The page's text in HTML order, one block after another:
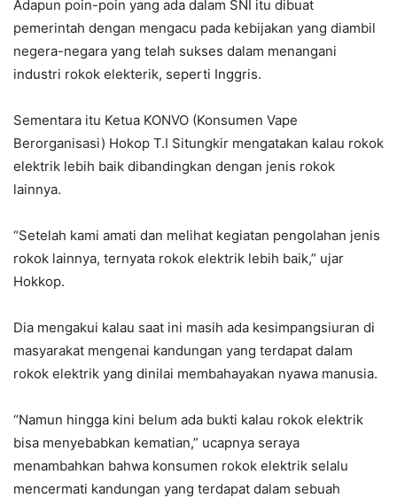
Adapun poin-poin yang ada dalam SNI itu dibuat
pemerintah dengan mengacu pada kebijakan yang diambil
negera-negara yang telah sukses dalam menangani
industri rokok elekterik, seperti Inggris.
Sementara itu Ketua KONVO (Konsumen Vape
Berorganisasi) Hokop T.I Situngkir mengatakan kalau rokok
elektrik lebih baik dibandingkan dengan jenis rokok
lainnya.
“Setelah kami amati dan melihat kegiatan pengolahan jenis
rokok lainnya, ternyata rokok elektrik lebih baik,” ujar
Hokkop.
Dia mengakui kalau saat ini masih ada kesimpangsiuran di
masyarakat mengenai kandungan yang terdapat dalam
rokok elektrik yang dinilai membahayakan nyawa manusia.
“Namun hingga kini belum ada bukti kalau rokok elektrik
bisa menyebabkan kematian,” ucapnya seraya
menambahkan bahwa konsumen rokok elektrik selalu
mencermati kandungan yang terdapat dalam sebuah